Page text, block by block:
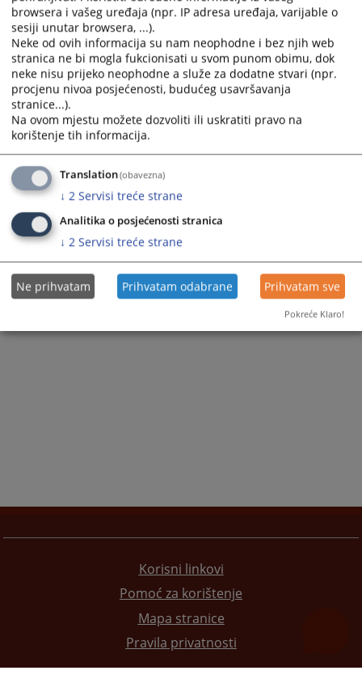
Prikazana vijest je na: Bosanski jezik
Prateći dokumenti
Pravilnik o dopuni Pravilnika o upotrebi i čuvanju
pečata i štambilja
311PREGLEDA
Korisni linkovi
Pomoć za korištenje
Mapa stranice
Pravila privatnosti
browsera i vašeg uređaja (npr. IP adresa uređaja, varijable o
sesiji unutar browsera, ...).
Neke od ovih informacija su nam neophodne i bez njih web
stranica ne bi mogla fukcionisati u svom punom obimu, dok
neke nisu prijeko neophodne a služe za dodatne stvari (npr.
procjenu nivoa posjećenosti, budućeg usavršavanja
stranice...).
Na ovom mjestu možete dozvoliti ili uskratiti pravo na
korištenje tih informacija.
Translation(obavezna)
↓ 2 Servisi treće strane
Analitika o posjećenosti stranica
↓ 2 Servisi treće strane
Ne prihvatam Prihvatam odabrane Prihvatam sve
Pokreće Klaro!